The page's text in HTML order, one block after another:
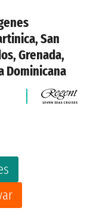
San
Grenada,
Dominicana